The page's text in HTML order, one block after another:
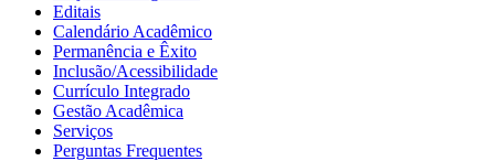
Editais
Calendário Acadêmico
Permanência e Êxito
Inclusão/Acessibilidade
Currículo Integrado
Gestão Acadêmica
Serviços
Perguntas Frequentes